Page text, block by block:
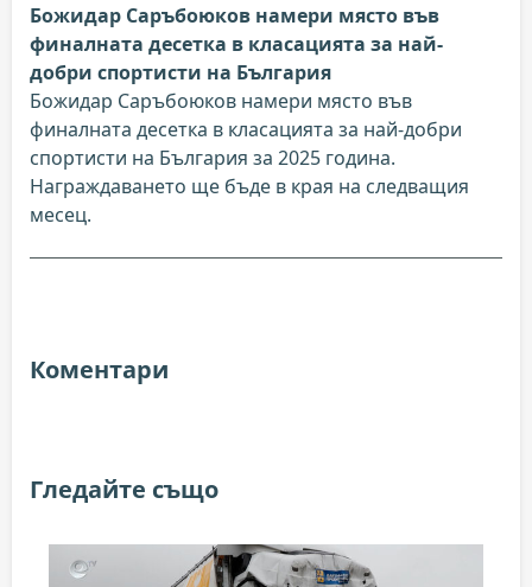
Божидар Саръбоюков намери място във
финалната десетка в класацията за най-
добри спортисти на България
Божидар Саръбоюков намери място във
финалната десетка в класацията за най-добри
спортисти на България за 2025 година.
Награждаването ще бъде в края на следващия
месец.
Коментари
Гледайте също